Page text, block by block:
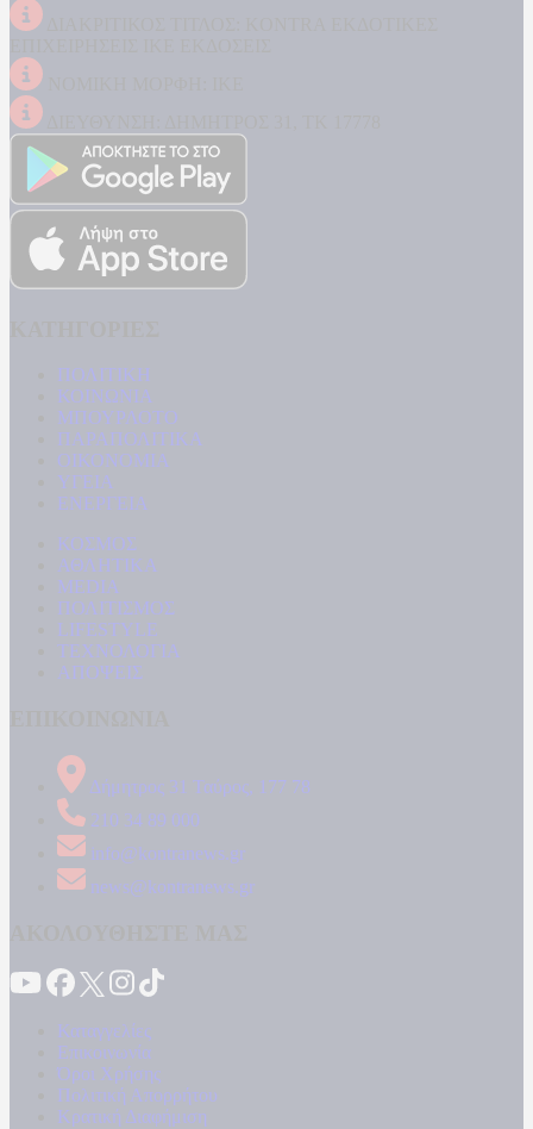
ΠΟΛΙΤΙΚΗ
ΚΟΙΝΩΝΙΑ
ΜΠΟΥΡΛΟΤΟ
ΠΑΡΑΠΟΛΙΤΙΚΑ
ΟΙΚΟΝΟΜΙΑ
ΥΓΕΙΑ
ΕΝΕΡΓΕΙΑ
ΚΟΣΜΟΣ
ΑΘΛΗΤΙΚΑ
MEDIA
ΠΟΛΙΤΙΣΜΟΣ
LIFESTYLE
ΤΕΧΝΟΛΟΓΙΑ
ΑΠΟΨΕΙΣ
Δήμητρος 31 Ταύρος, 177 78
210 34 89 000
info@kontranews.gr
news@kontranews.gr
Καταγγελίες
Επικοινωνία
Όροι Χρήσης
Πολιτική Απορρήτου
Κρατική Διαφήμιση